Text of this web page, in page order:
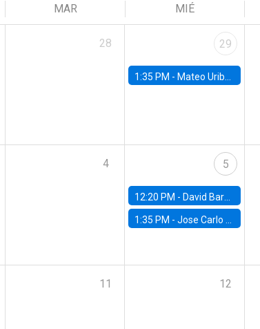
MAR MIÉ
28 29
1:35 PM - Mateo Uribe-Castro, Universidad de los Andes (Colombia)
4 5
12:20 PM - David Bardey, Universidad de los Andes - CEDE
1:35 PM -Jose Carlo Bermudez, UC (ME) & World Bank
11 12